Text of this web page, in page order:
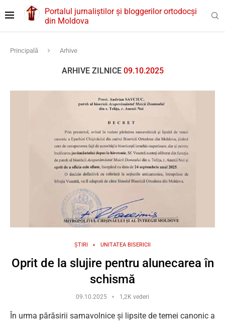
Portalul jurnaliștilor și bloggerilor ortodocși
din Moldova
Principală Arhive
ARHIVE ZILNICE 09.10.2025
ȘTIRI UNITATEA BISERICII
Oprit de la slujire pentru alunecarea în
schismă
09.10.2025 1,2K vederi
În urma părăsirii samavolnice și lipsite de temei canonic a